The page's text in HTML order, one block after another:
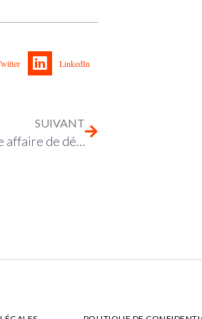
LinkedIn
SUIVANT
L’indépendance des médias, une affaire de détails